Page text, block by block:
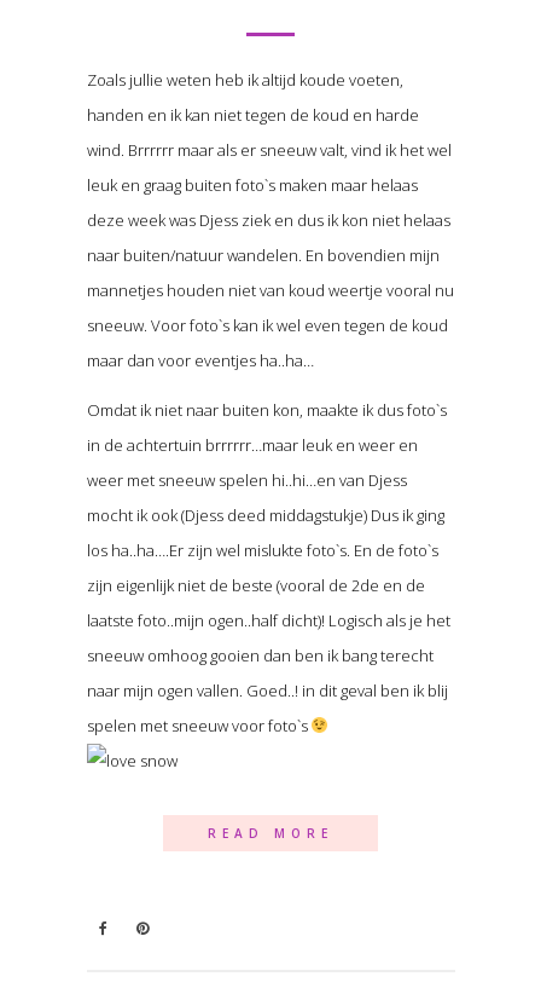
Zoals jullie weten heb ik altijd koude voeten,
handen en ik kan niet tegen de koud en harde
wind. Brrrrrr maar als er sneeuw valt, vind ik het wel
leuk en graag buiten foto`s maken maar helaas
deze week was Djess ziek en dus ik kon niet helaas
naar buiten/natuur wandelen. En bovendien mijn
mannetjes houden niet van koud weertje vooral nu
sneeuw. Voor foto`s kan ik wel even tegen de koud
maar dan voor eventjes ha..ha…
Omdat ik niet naar buiten kon, maakte ik dus foto`s
in de achtertuin brrrrrr…maar leuk en weer en
weer met sneeuw spelen hi..hi…en van Djess
mocht ik ook (Djess deed middagstukje) Dus ik ging
los ha..ha….Er zijn wel mislukte foto`s. En de foto`s
zijn eigenlijk niet de beste (vooral de 2de en de
laatste foto..mijn ogen..half dicht)! Logisch als je het
sneeuw omhoog gooien dan ben ik bang terecht
naar mijn ogen vallen. Goed..! in dit geval ben ik blij
spelen met sneeuw voor foto`s
READ MORE